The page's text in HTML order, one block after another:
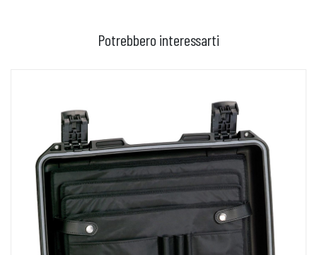
Potrebbero interessarti
AGGIUNGI AL CARRELLO